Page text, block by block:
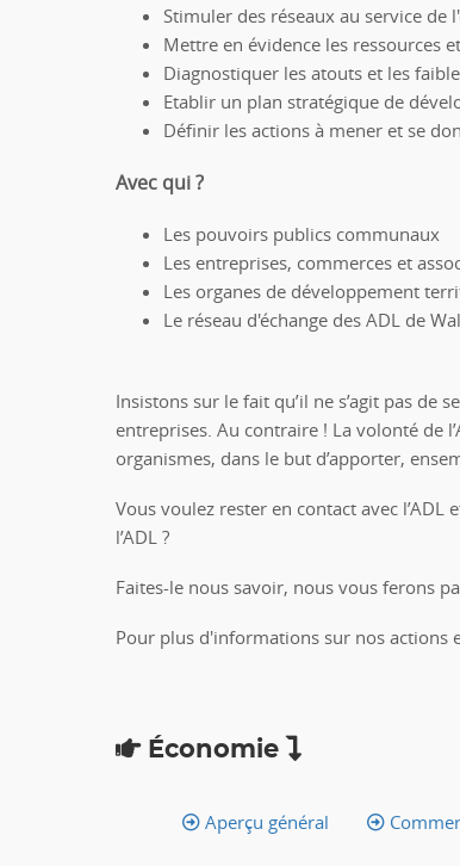
Stimuler des réseaux au service de
Mettre en évidence les ressources
Diagnostiquer les atouts et les
Etablir un plan stratégique de
Définir les actions à mener et se
Avec qui ?
Les pouvoirs publics communaux
Les entreprises, commerces et
Les organes de développement
Le réseau d'échange des ADL de
Insistons sur le fait qu’il ne s’agit pas de
entreprises. Au contraire ! La volonté de
organismes, dans le but d’apporter,
Vous voulez rester en contact avec
l’ADL ?
Faites-le nous savoir, nous vous ferons
Pour plus d'informations sur nos actions
Économie
Aperçu général